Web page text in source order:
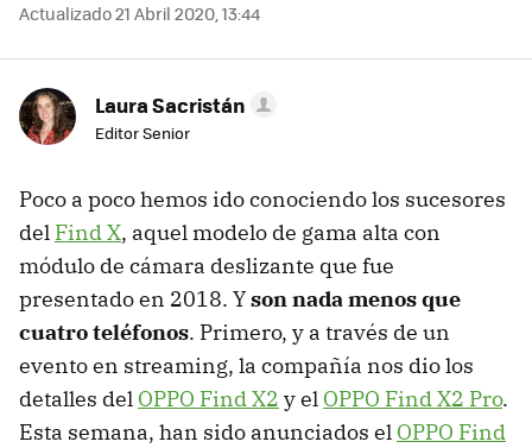
Actualizado 21 Abril 2020, 13:44
Laura Sacristán
Editor Senior
Poco a poco hemos ido conociendo los sucesores
del Find X, aquel modelo de gama alta con
módulo de cámara deslizante que fue
presentado en 2018. Yson nada menos que
cuatro teléfonos. Primero, y a través de un
evento en streaming, la compañía nos dio los
detalles del OPPO Find X2 y el OPPO Find X2 Pro.
Esta semana, han sido anunciados el OPPO Find